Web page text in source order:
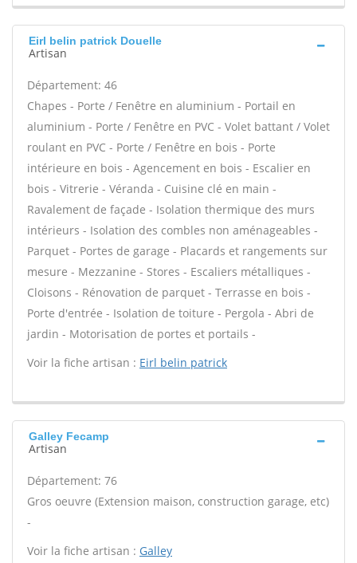
Eirl belin patrick Douelle
Artisan
Département: 46
Chapes - Porte / Fenêtre en aluminium - Portail en
aluminium - Porte / Fenêtre en PVC - Volet battant / Volet
roulant en PVC - Porte / Fenêtre en bois - Porte
intérieure en bois - Agencement en bois - Escalier en
bois - Vitrerie - Véranda - Cuisine clé en main -
Ravalement de façade - Isolation thermique des murs
intérieurs - Isolation des combles non aménageables -
Parquet - Portes de garage - Placards et rangements sur
mesure - Mezzanine - Stores - Escaliers métalliques -
Cloisons - Rénovation de parquet - Terrasse en bois -
Porte d'entrée - Isolation de toiture - Pergola - Abri de
jardin - Motorisation de portes et portails -
Voir la fiche artisan : Eirl belin patrick
Galley Fecamp
Artisan
Département: 76
Gros oeuvre (Extension maison, construction garage, etc)
-
Voir la fiche artisan : Galley